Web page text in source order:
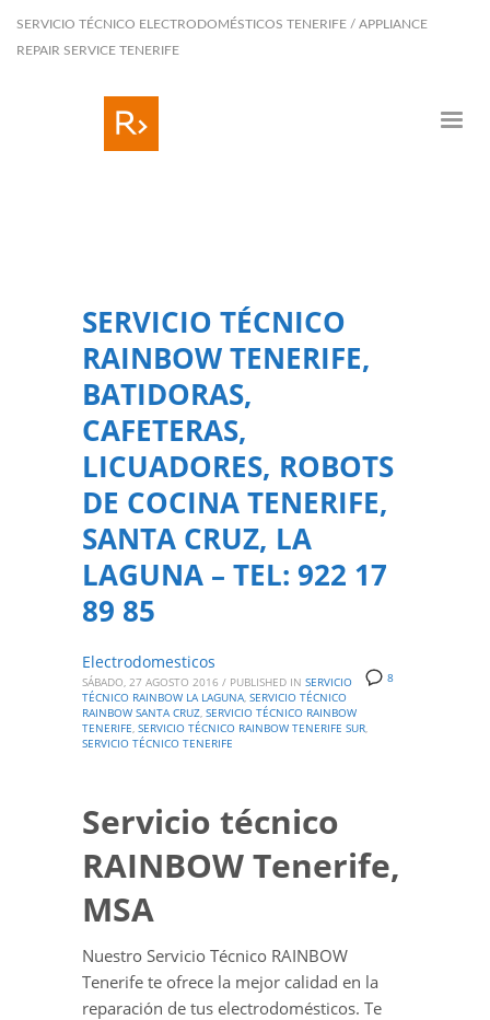
SERVICIO TÉCNICO ELECTRODOMÉSTICOS TENERIFE / APPLIANCE
REPAIR SERVICE TENERIFE
SERVICIO TÉCNICO
RAINBOW TENERIFE,
BATIDORAS,
CAFETERAS,
LICUADORES, ROBOTS
DE COCINA TENERIFE,
SANTA CRUZ, LA
LAGUNA – TEL: 922 17
89 85
8
Electrodomesticos
SÁBADO, 27 AGOSTO 2016 / PUBLISHED IN SERVICIO
TÉCNICO RAINBOW LA LAGUNA, SERVICIO TÉCNICO
RAINBOW SANTA CRUZ, SERVICIO TÉCNICO RAINBOW
TENERIFE, SERVICIO TÉCNICO RAINBOW TENERIFE SUR,
SERVICIO TÉCNICO TENERIFE
Servicio técnico
RAINBOW Tenerife,
MSA
Nuestro Servicio Técnico RAINBOW
Tenerife te ofrece la mejor calidad en la
reparación de tus electrodomésticos. Te